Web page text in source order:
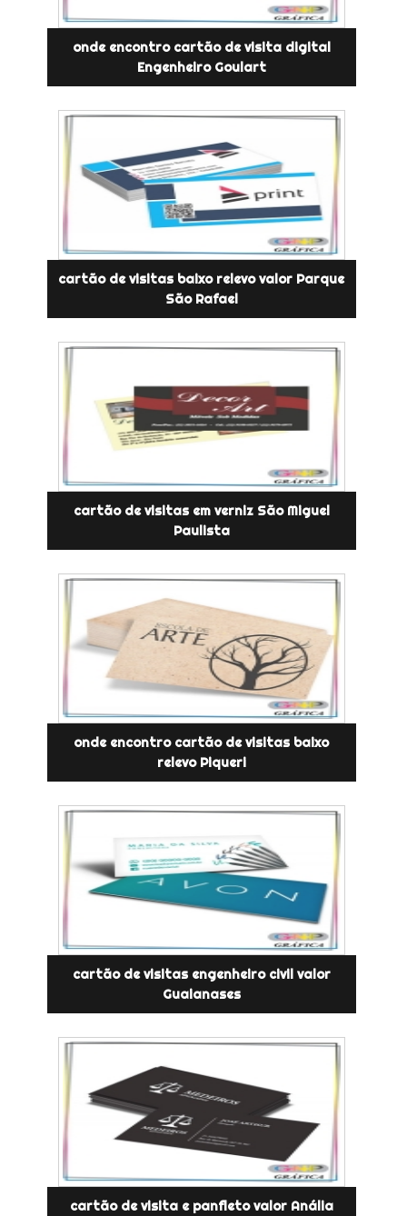
onde encontro cartão de visita digital
Engenheiro Goulart
cartão de visitas baixo relevo valor Parque
São Rafael
cartão de visitas em verniz São Miguel
Paulista
onde encontro cartão de visitas baixo
relevo Piqueri
cartão de visitas engenheiro civil valor
Guaianases
cartão de visita e panfleto valor Anália